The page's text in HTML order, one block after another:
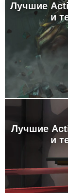
Лучшие
и
Лучшие
и